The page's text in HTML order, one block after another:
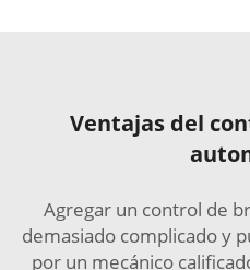
Ventajas del
Agregar un control de
demasiado complicado y
por un mecánico